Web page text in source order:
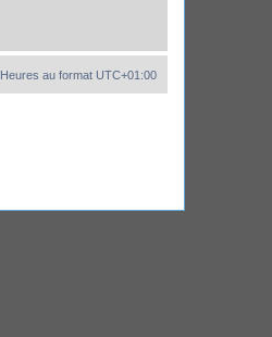
Heures au format UTC+01:00